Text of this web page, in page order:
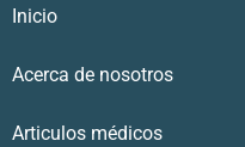
Inicio
Acerca de nosotros
Articulos médicos